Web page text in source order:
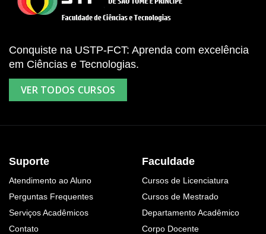
Conquiste na USTP-FCT: Aprenda com excelência
em Ciências e Tecnologias.
VER TODOS CURSOS
Suporte
Atendimento ao Aluno
Perguntas Frequentes
Serviços Acadêmicos
Contato
Faculdade
Cursos de Licenciatura
Cursos de Mestrado
Departamento Acadêmico
Corpo Docente